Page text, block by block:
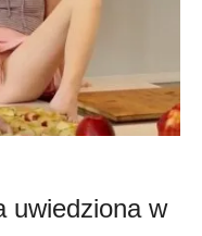
uwiedziona w